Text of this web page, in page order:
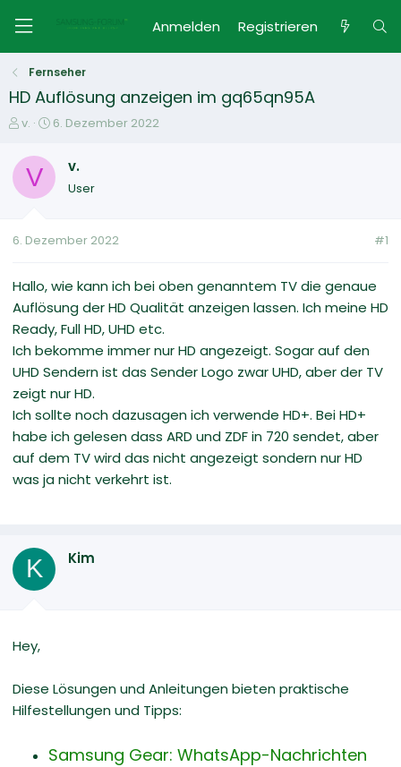
Anmelden Registrieren
Fernseher
HD Auflösung anzeigen im gq65qn95A
E
s
e
e
v.
E
t
e
t
m
6. Dezember 2022
V v.
User
6. Dezember 2022 #1
Hallo, wie kann ich bei oben genanntem TV die genaue
Auflösung der HD Qualität anzeigen lassen. Ich meine HD
Ready, Full HD, UHD etc.
Ich bekomme immer nur HD angezeigt. Sogar auf den
UHD Sendern ist das Sender Logo zwar UHD, aber der TV
zeigt nur HD.
Ich sollte noch dazusagen ich verwende HD+. Bei HD+
habe ich gelesen dass ARD und ZDF in 720 sendet, aber
auf dem TV wird das nicht angezeigt sondern nur HD
was ja nicht verkehrt ist.
K Kim
Hey,
Diese Lösungen und Anleitungen bieten praktische
Hilfestellungen und Tipps:
Samsung Gear: WhatsApp-Nachrichten